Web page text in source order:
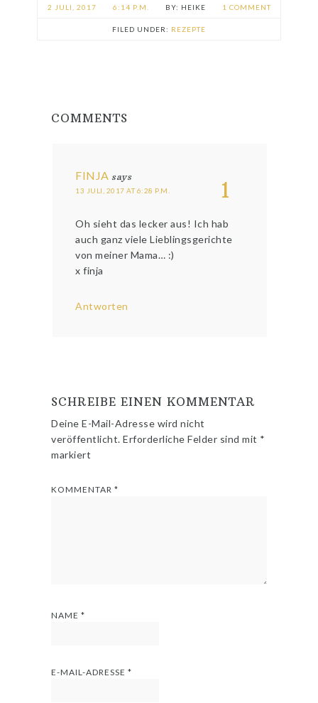
2 JULI, 2017 6:14 P.M. HEIKE 1 COMMENT
FILED UNDER: REZEPTE
COMMENTS
1
FINJA says
13 JULI, 2017 AT 6:28 P.M.
Oh sieht das lecker aus! Ich hab
auch ganz viele Lieblingsgerichte
von meiner Mama… :)
x finja
Antworten
SCHREIBE EINEN KOMMENTAR
Deine E-Mail-Adresse wird nicht
veröffentlicht. Erforderliche Felder sind mit *
markiert
KOMMENTAR*
NAME*
E-MAIL-ADRESSE*